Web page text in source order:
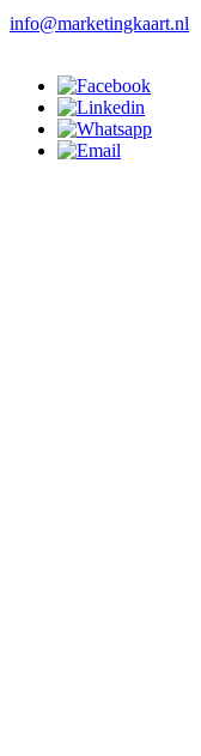
info@marketingkaart.nl